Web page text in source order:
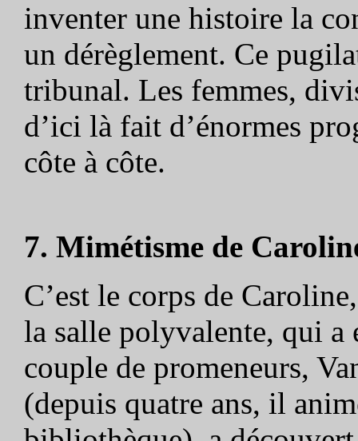
inventer une histoire la
un dérèglement. Ce
tribunal. Les femmes,
d’ici là fait d’énormes
côte à côte.
7. Mimétisme de
C’est le corps de
la salle polyvalente, qui a
couple de promeneurs,
(depuis quatre ans, il